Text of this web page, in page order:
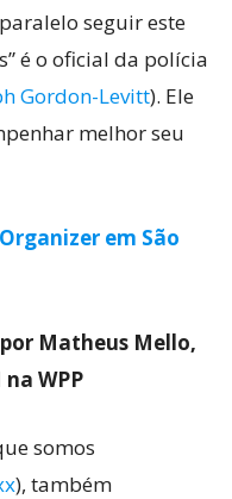
seguir este
é o oficial da polícia
Gordon-Levitt). Ele
melhor seu
em São
por Matheus Mello,
WPP
somos
), também